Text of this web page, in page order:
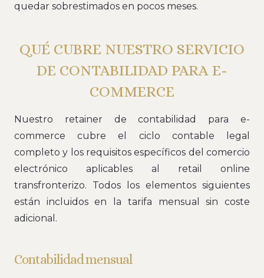
quedar sobrestimados en pocos meses.
QUÉ CUBRE NUESTRO SERVICIO
DE CONTABILIDAD PARA E-
COMMERCE
Nuestro retainer de contabilidad para e-
commerce cubre el ciclo contable legal
completo y los requisitos específicos del comercio
electrónico aplicables al retail online
transfronterizo. Todos los elementos siguientes
están incluidos en la tarifa mensual sin coste
adicional.
Contabilidad mensual